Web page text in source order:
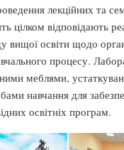
Learning
лекційних та
цілком відповідають
вищої освіти щодо
процесу.
меблями,
навчання для
освітніх програм.